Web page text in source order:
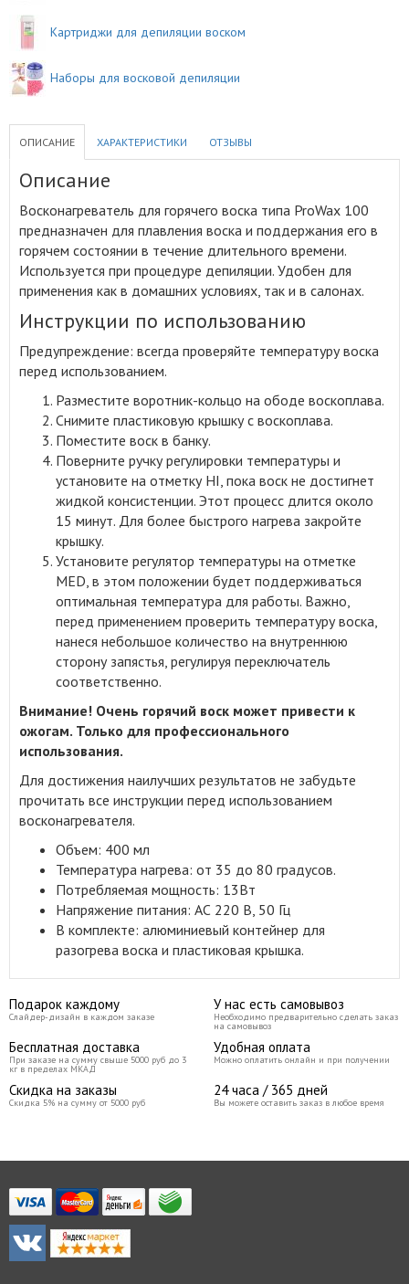
Картриджи для депиляции воском
Наборы для восковой депиляции
ОПИСАНИЕ ХАРАКТЕРИСТИКИ ОТЗЫВЫ
Описание
Восконагреватель для горячего воска типа ProWax 100
предназначен для плавления воска и поддержания его в
горячем состоянии в течение длительного времени.
Используется при процедуре депиляции. Удобен для
применения как в домашних условиях, так и в салонах.
Инструкции по использованию
Предупреждение: всегда проверяйте температуру воска
перед использованием.
Разместите воротник-кольцо на ободе воскоплава.
Снимите пластиковую крышку с воскоплава.
Поместите воск в банку.
Поверните ручку регулировки температуры и
установите на отметку HI, пока воск не достигнет
жидкой консистенции. Этот процесс длится около
15 минут. Для более быстрого нагрева закройте
крышку.
Установите регулятор температуры на отметке
MED, в этом положении будет поддерживаться
оптимальная температура для работы. Важно,
перед применением проверить температуру воска,
нанеся небольшое количество на внутреннюю
сторону запястья, регулируя переключатель
соответственно.
Внимание! Очень горячий воск может привести к
ожогам. Только для профессионального
использования.
Для достижения наилучших результатов не забудьте
прочитать все инструкции перед использованием
восконагревателя.
Объем: 400 мл
Температура нагрева: от 35 до 80 градусов.
Потребляемая мощность: 13Вт
Напряжение питания: АС 220 В, 50 Гц
В комплекте: алюминиевый контейнер для
разогрева воска и пластиковая крышка.
Подарок каждому
Слайдер-дизайн в каждом заказе
У нас есть самовывоз
Необходимо предварительно сделать заказ
на самовывоз
Бесплатная доставка
При заказе на сумму свыше 5000 руб до 3
кг в пределах МКАД
Удобная оплата
Можно оплатить онлайн и при получении
Скидка на заказы
Скидка 5% на сумму от 5000 руб
24 часа / 365 дней
Вы можете оставить заказ в любое время